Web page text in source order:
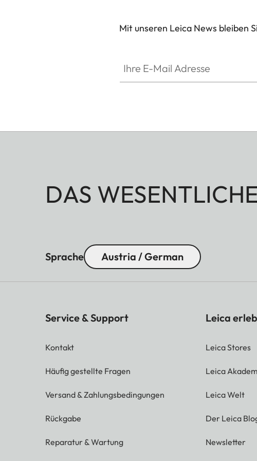
Mit unseren Leica News bleiben
DAS WESENTLICHE
Sprache Austria / German
Service & Support
Kontakt
Häufig gestellte Fragen
Versand & Zahlungsbedingungen
Rückgabe
Reparatur & Wartung
Leica
Leica Stores
Leica
Leica Welt
Der Leica
Newsletter